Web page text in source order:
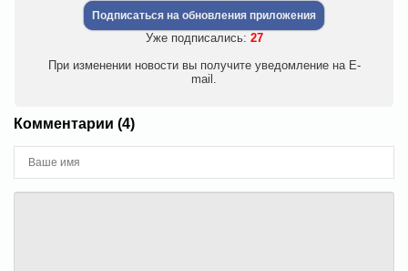
Подписаться на обновления приложения
Уже подписались: 27
При изменении новости вы получите уведомление на E-
mail.
Комментарии (4)